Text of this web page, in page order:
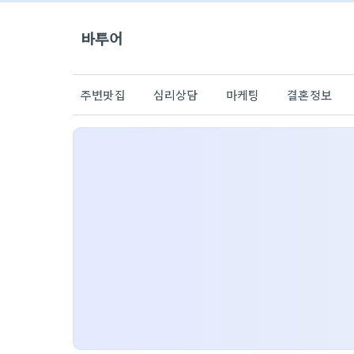
바투어
주변맛집 심리상담 마케팅 결혼정보